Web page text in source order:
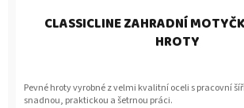
CLASSICLINE ZAHRADNÍ
HROTY
Pevné hroty vyrobné z velmi kvalitní oceli s pracovní
snadnou, praktickou a šetrnou práci.